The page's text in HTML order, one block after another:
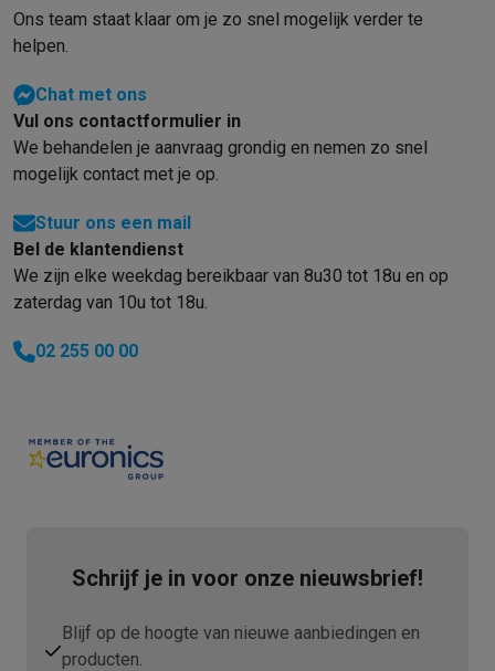
Info & acties
SoldenAlle soldendeals
Daarom KrëfelGratis levering
Installatie aan huisGroot elektro installatie
BetalingsmogelijkhedenGift cardEcochequesKopen op
Klantenservice
Herstelling van je toestel
Groot elektro & inbouwVind jouw ideale wasmachine
Klein elektroBeauty & gezondheid
Beeld & GeluidKies jouw ideale TVEen speaker voor elke
Sport & OntspanningHoe kies je een smartwatch?
Outlet Alle outlet deals
Ons team staat klaar om je zo snel mogelijk verder te
helpen.
Chat met ons
Vul ons contactformulier in
We behandelen je aanvraag grondig en nemen zo snel
mogelijk contact met je op.
Stuur ons een mail
Bel de klantendienst
We zijn elke weekdag bereikbaar van 8u30 tot 18u en op
zaterdag van 10u tot 18u.
02 255 00 00
Schrijf je in voor onze nieuwsbrief!
Blijf op de hoogte van nieuwe aanbiedingen en
producten.